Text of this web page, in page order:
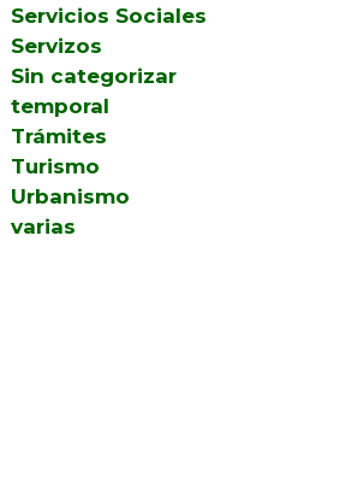
Servicios Sociales
Servizos
Sin categorizar
temporal
Trámites
Turismo
Urbanismo
varias